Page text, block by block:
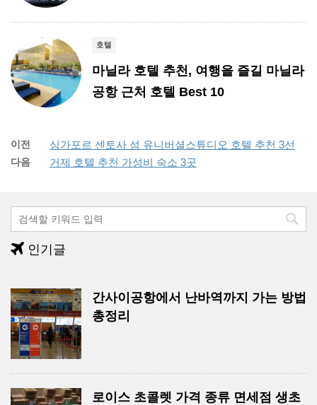
호텔
마닐라 호텔 추천, 여행을 즐길 마닐라
공항 근처 호텔 Best 10
이전 싱가포르 센토사 섬 유니버셜스튜디오 호텔 추천 3선
다음 거제 호텔 추천 가성비 숙소 3곳
인기글
간사이공항에서 난바역까지 가는 방법
총정리
로이스 초콜렛 가격 종류 면세점 생초